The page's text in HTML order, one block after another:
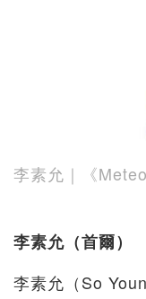
李素允｜《
李素允（首爾）
李素允（So